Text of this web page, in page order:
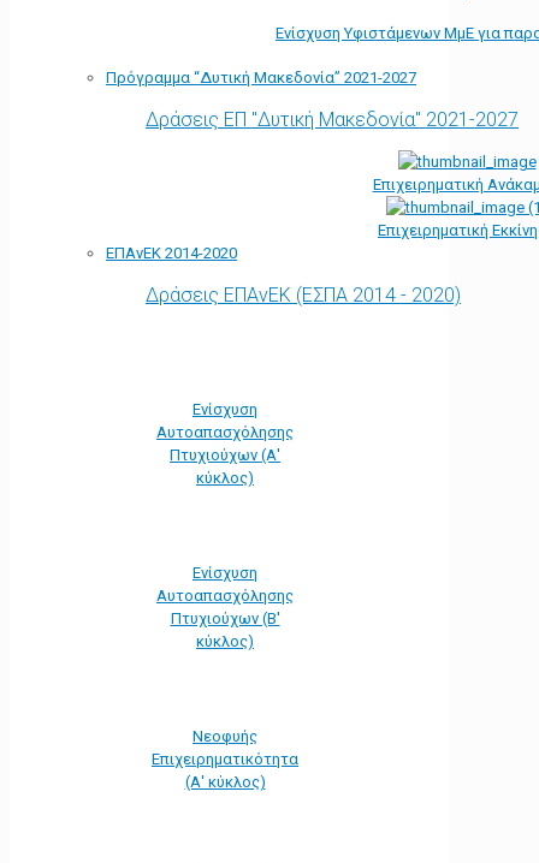
Ενίσχυση Υφιστάμενων ΜμΕ για
Πρόγραμμα “Δυτική Μακεδονία” 2021-2027
Δράσεις ΕΠ "Δυτική Μακεδονία" 2021-2027
Επιχειρηματική
Επιχειρηματική
ΕΠΑνΕΚ 2014-2020
Δράσεις ΕΠΑνΕΚ (ΕΣΠΑ 2014 - 2020)
Ενίσχυση
Αυτοαπασχόλησης
Πτυχιούχων (Α'
κύκλος)
Ενίσχυση
Αυτοαπασχόλησης
Πτυχιούχων (Β'
κύκλος)
Νεοφυής
Επιχειρηματικότητα
(Α' κύκλος)